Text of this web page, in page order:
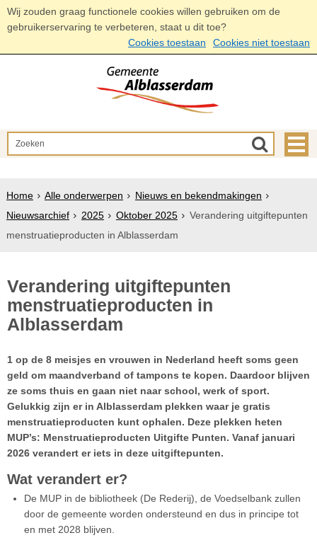
Wij zouden graag functionele cookies willen gebruiken om de
gebruikerservaring te verbeteren, staat u dit toe?
Cookies toestaan
Cookies niet toestaan
Home Alle onderwerpen
Nieuws en bekendmakingen
Nieuwsarchief
2025 Oktober 2025
Verandering uitgiftepunten
menstruatieproducten in Alblasserdam
Verandering uitgiftepunten
menstruatieproducten in
Alblasserdam
1 op de 8 meisjes en vrouwen in Nederland heeft soms geen
geld om maandverband of tampons te kopen. Daardoor blijven
ze soms thuis en gaan niet naar school, werk of sport.
Gelukkig zijn er in Alblasserdam plekken waar je gratis
menstruatieproducten kunt ophalen. Deze plekken heten
MUP’s: Menstruatieproducten Uitgifte Punten. Vanaf januari
2026 verandert er iets in deze uitgiftepunten.
Wat verandert er?
De MUP in de bibliotheek (De Rederij), de Voedselbank zullen
door de gemeente worden ondersteund en dus in principe tot
en met 2028 blijven.